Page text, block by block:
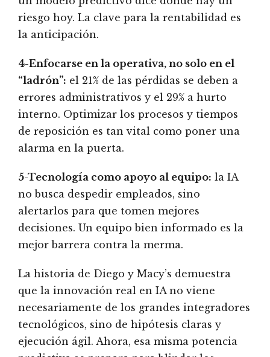
riesgo hoy. La clave para la rentabilidad es
la anticipación.
4-Enfocarse en la operativa, no solo en el
“ladrón”: el 21% de las pérdidas se deben a
errores administrativos y el 29% a hurto
interno. Optimizar los procesos y tiempos
de reposición es tan vital como poner una
alarma en la puerta.
5-Tecnología como apoyo al equipo: la IA
no busca despedir empleados, sino
alertarlos para que tomen mejores
decisiones. Un equipo bien informado es la
mejor barrera contra la merma.
La historia de Diego y Macy’s demuestra
que la innovación real en IA no viene
necesariamente de los grandes integradores
tecnológicos, sino de hipótesis claras y
ejecución ágil. Ahora, esa misma potencia